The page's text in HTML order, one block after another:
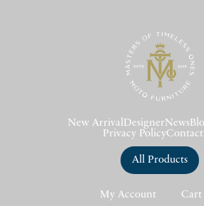
New Arrival DesignerNews
Privacy PolicyContact
All Products
My Account Cart